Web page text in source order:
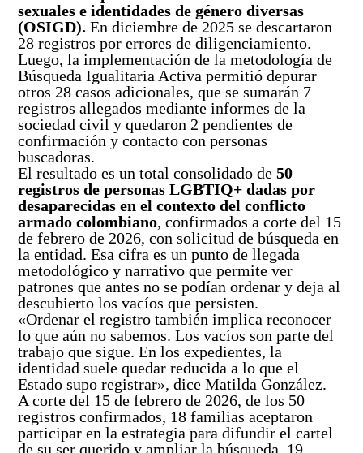
sexuales e identidades de género diversas
(OSIGD). En diciembre de 2025 se descartaron
28 registros por errores de diligenciamiento.
Luego, la implementación de la metodología de
Búsqueda Igualitaria Activa permitió depurar
otros 28 casos adicionales, que se sumarán 7
registros allegados mediante informes de la
sociedad civil y quedaron 2 pendientes de
confirmación y contacto con personas
buscadoras.
El resultado es un total consolidado de50
registros de personas LGBTIQ+ dadas por
desaparecidas en el contexto del conflicto
armado colombiano, confirmados a corte del 15
de febrero de 2026, con solicitud de búsqueda en
la entidad. Esa cifra es un punto de llegada
metodológico y narrativo que permite ver
patrones que antes no se podían ordenar y deja al
descubierto los vacíos que persisten.
«Ordenar el registro también implica reconocer
lo que aún no sabemos. Los vacíos son parte del
trabajo que sigue. En los expedientes, la
identidad suele quedar reducida a lo que el
Estado supo registrar», dice Matilda González.
A corte del 15 de febrero de 2026, de los 50
registros confirmados, 18 familias aceptaron
participar en la estrategia para difundir el cartel
de su ser querido y ampliar la búsqueda, 19